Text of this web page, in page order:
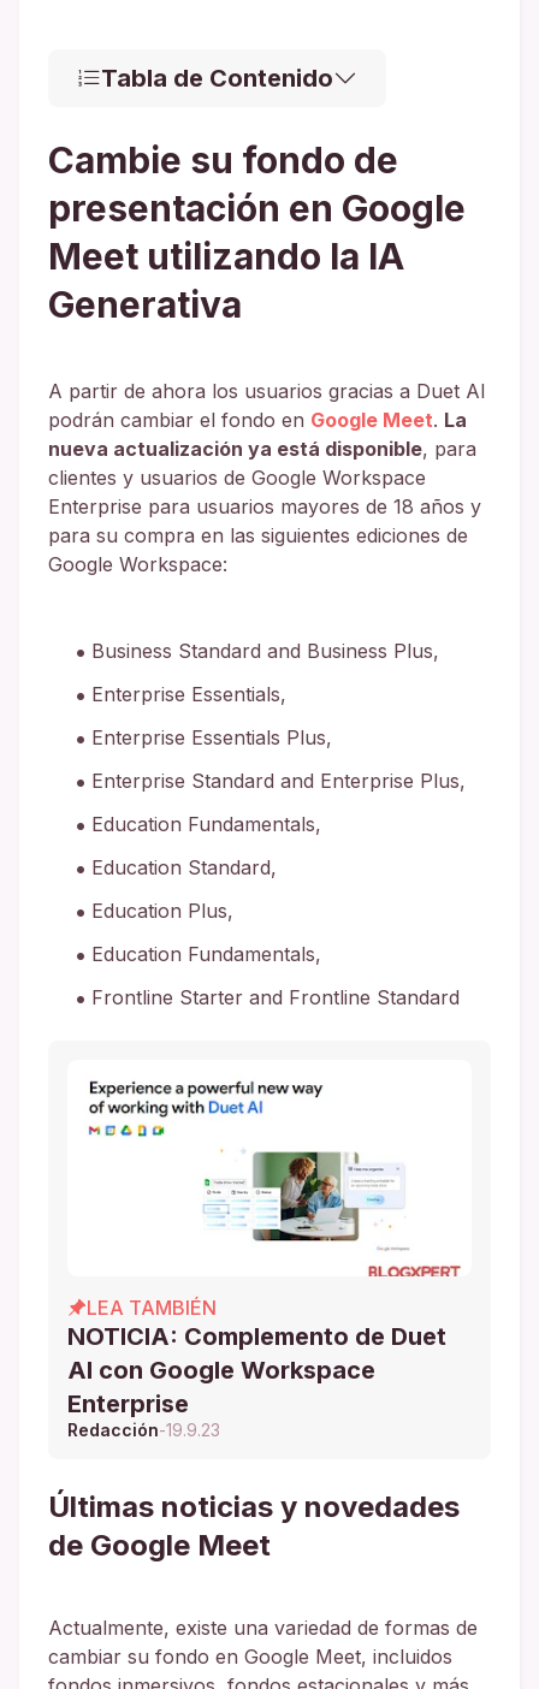
Tabla de Contenido
Cambie su fondo de
presentación en Google
Meet utilizando la IA
Generativa
A partir de ahora los usuarios gracias a Duet AI
podrán cambiar el fondo en Google Meet. La
nueva actualización ya está disponible, para
clientes y usuarios de Google Workspace
Enterprise para usuarios mayores de 18 años y
para su compra en las siguientes ediciones de
Google Workspace:
Business Standard and Business Plus,
Enterprise Essentials,
Enterprise Essentials Plus,
Enterprise Standard and Enterprise Plus,
Education Fundamentals,
Education Standard,
Education Plus,
Education Fundamentals,
Frontline Starter and Frontline Standard
LEA TAMBIÉN
NOTICIA: Complemento de Duet
AI con Google Workspace
Enterprise
Redacción-19.9.23
Últimas noticias y novedades
de Google Meet
Actualmente, existe una variedad de formas de
cambiar su fondo en Google Meet, incluidos